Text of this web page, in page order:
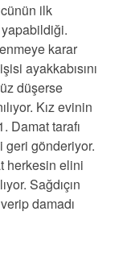
ilk
karar
ayakkabısını
düşerse
Kız evinin
Damat tarafı
geri gönderiyor.
herkesin elini
Sağdıçın
damadı